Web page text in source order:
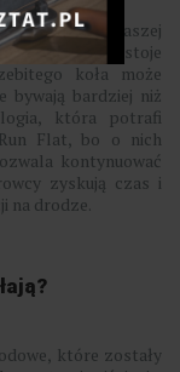
kluczem do naszej
na przestoje
koła może
bywają bardziej niż
która potrafi
Flat, bo o nich
kontynuować
zyskują czas i
na drodze.
które zostały